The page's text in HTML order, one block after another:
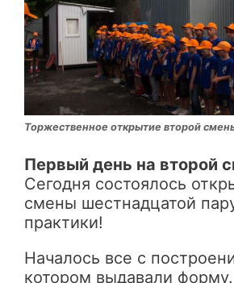
Торжественное открытие второй
Первый день на второй
Сегодня состоялось
смены шестнадцатой
практики!
Началось все с
котором выдавали